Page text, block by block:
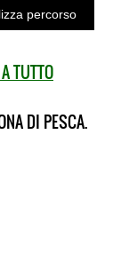
TUTTO
DI PESCA.